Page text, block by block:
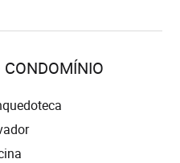
CONDOMÍNIO